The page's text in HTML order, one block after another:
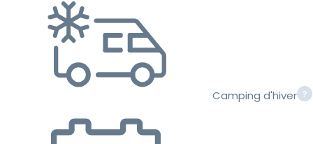
Camping d'hiver